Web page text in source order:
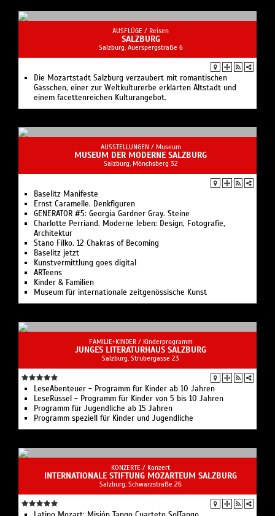
AUSFLÜGE / Reisen
SALZBURG
Salzburg, Auerspergstraße 6
Die Mozartstadt Salzburg verzaubert mit romantischen
Gässchen, einer zur Weltkulturerbe erklärten Altstadt und
einem facettenreichen Kulturangebot.
AUSSTELLUNGEN / Museum
MUSEUM DER MODERNE SALZBURG
Salzburg, Mönchsberg 32
Baselitz Manifeste
Ernst Caramelle. Denkfiguren
GENERATOR #5: Georgia Gardner Gray. Steine
Charlotte Perriand. Moderne leben: Design, Fotografie,
Architektur
Stano Filko. 12 Chakras of Becoming
Baselitz jetzt
Kunstvermittlung goes digital
ARTeens
Kinder & Familien
Museum für internationale zeitgenössische Kunst
FAMILIE+KINDER / Kinderprogramm
JUNGES LITERATURHAUS SALZBURG
Salzburg, Strubergasse 23
LeseAbenteuer - Programm für Kinder ab 10 Jahren
LeseRüssel - Programm für Kinder von 5 bis 10 Jahren
Programm für Jugendliche ab 15 Jahren
Programm speziell für Kinder und Jugendliche
KONZERTE / Konzert
INTERNATIONALE STIFTUNG MOZARTEUM SALZBURG
Salzburg, Schwarzstraße 26